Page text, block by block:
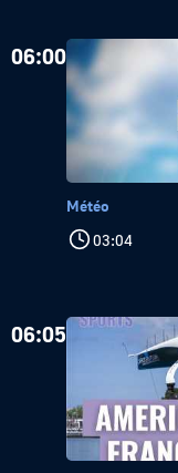
06:00
Météo
03:04
06:05